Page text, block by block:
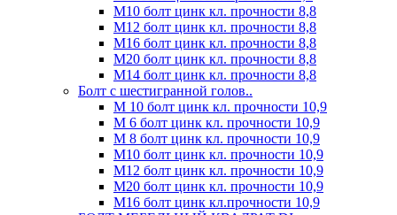
М10 болт цинк кл. прочности 8,8
М12 болт цинк кл. прочности 8,8
М16 болт цинк кл. прочности 8,8
М20 болт цинк кл. прочности 8,8
М14 болт цинк кл. прочности 8,8
Болт с шестигранной голов..
М 10 болт цинк кл. прочности 10,9
М 6 болт цинк кл. прочности 10,9
М 8 болт цинк кл. прочности 10,9
М10 болт цинк кл. прочности 10,9
М12 болт цинк кл. прочности 10,9
М20 болт цинк кл. прочности 10,9
М16 болт цинк кл.прочности 10,9